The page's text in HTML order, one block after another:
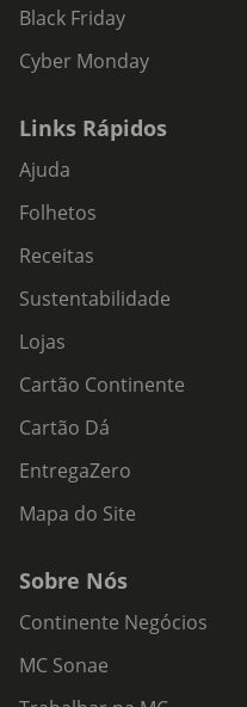
Black Friday
Cyber Monday
Links Rápidos
Ajuda
Folhetos
Receitas
Sustentabilidade
Lojas
Cartão Continente
Cartão Dá
EntregaZero
Mapa do Site
Sobre Nós
Continente Negócios
MC Sonae